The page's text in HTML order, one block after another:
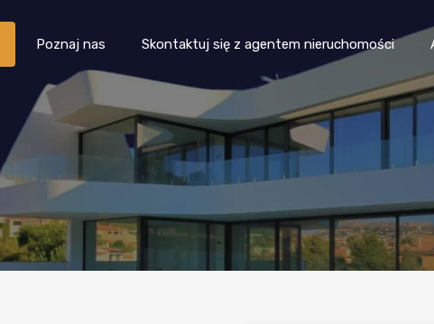
Skontaktuj się z
Poznaj nas Skontaktuj się z agentem nieruchomości